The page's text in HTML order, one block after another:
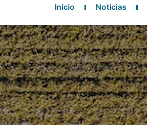
Inicio Noticias